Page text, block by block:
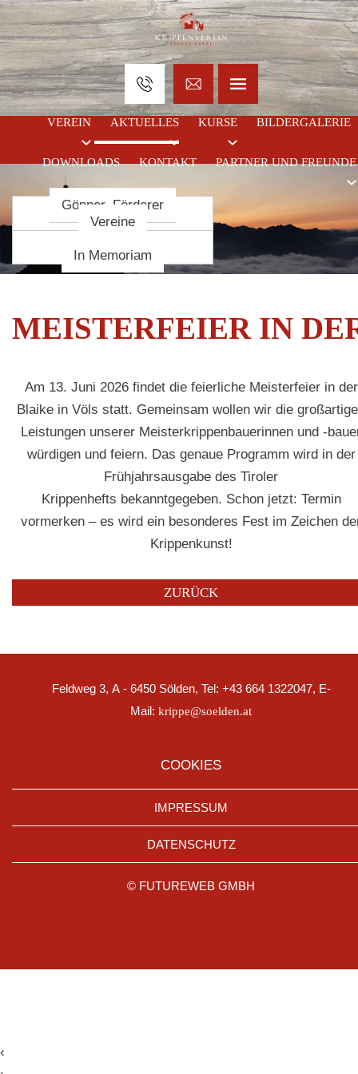
VEREIN
Chronik
Statuten
In Memoriam
AKTUELLES
Termine
KURSE
Krippenbaukurse
Krippenbaumeister
BILDERGALERIE
DOWNLOADS KONTAKT PARTNER UND FREUNDE
Gönner, Förderer
Vereine
MEISTERFEIER IN
Am 13. Juni 2026 findet die feierliche Meisterfeier in der
Blaike in Völs statt. Gemeinsam wollen wir die
Leistungen unserer Meisterkrippenbauerinnen und -
würdigen und feiern. Das genaue Programm wird in der
Frühjahrsausgabe des Tiroler
Krippenhefts bekanntgegeben. Schon jetzt: Termin
vormerken – es wird ein besonderes Fest im Zeichen
Krippenkunst!
ZURÜCK
Feldweg 3, A - 6450 Sölden, Tel: +43 664 1322047, E-
Mail: krippe@soelden.at
COOKIES
IMPRESSUM
DATENSCHUTZ
© FUTUREWEB GMBH
‹